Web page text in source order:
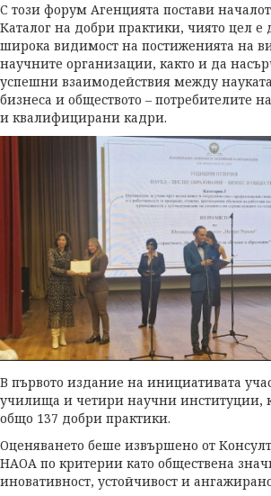
С този форум Агенцията постави
Каталог на добри практики, чиято цел е
широка видимост на постиженията на
научните организации, както и да
успешни взаимодействия между
бизнеса и обществото – потребителите
и квалифицирани кадри.
В първото издание на инициативата
училища и четири научни институции,
общо 137 добри практики.
Оценяването беше извършено от
НАОА по критерии като обществена
иновативност, устойчивост и